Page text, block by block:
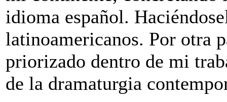
idioma español.
latinoamericanos. Por otra
priorizado dentro de mi
de la dramaturgia